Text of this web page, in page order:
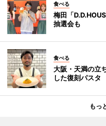
食べる
梅田「
抽選会も
食べる
大阪・天満の立
した復刻パスタ
もっ